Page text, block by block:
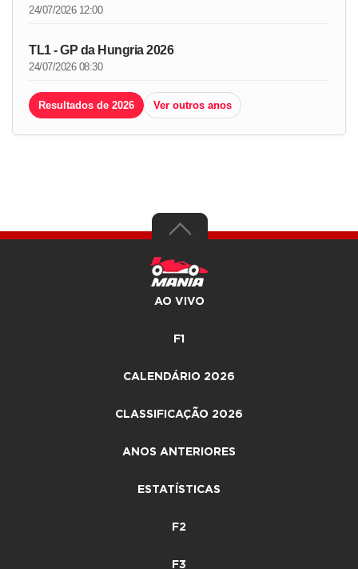
24/07/2026 12:00
TL1 - GP da Hungria 2026
24/07/2026 08:30
Resultados de 2026 Ver outros anos
AO VIVO
F1
CALENDÁRIO 2026
CLASSIFICAÇÃO 2026
ANOS ANTERIORES
ESTATÍSTICAS
F2
F3